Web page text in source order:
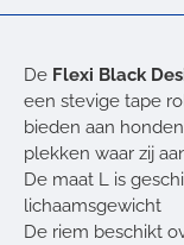
De Flexi Black
een stevige tape
bieden aan
plekken waar zij
De maat L is
lichaamsgewicht
De riem beschikt